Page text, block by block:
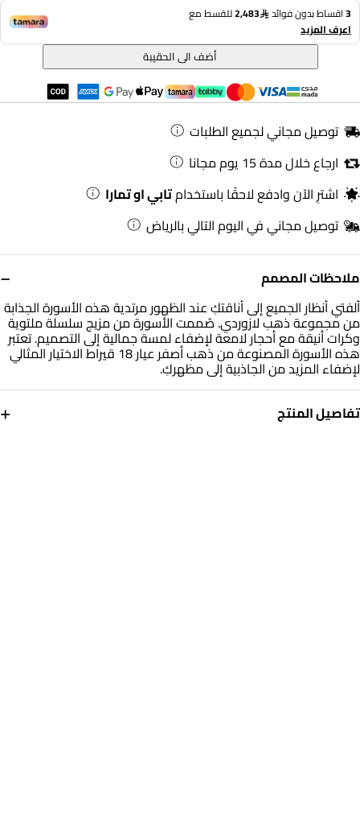
ملاحظات المصمم −
ألفتي أنظار الجميع إلى أناقتكِ عند الظهور مرتدية هذه الأسورة الجذابة
من مجموعة ذهب لازوردي. صُممت الأسورة من مزيج سلسلة ملتوية
وكرات أنيقة مع أحجار لامعة لإضفاء لمسة جمالية إلى التصميم. تعتبر
هذه الأسورة المصنوعة من ذهب أصفر عيار 18 قيراط الاختيار المثالي
لإضفاء المزيد من الجاذبية إلى مظهركِ.
تفاصيل المنتج
+
3اقساط بدون فوائد 2,483للقسط مع
اعرف المزيد
أضف الى الحقيبة
توصيل مجاني لجميع الطلبات
ارجاع خلال مدة 15 يوم مجانا
اشترِ الآن وادفع لاحقًا باستخدامتابي او تمارا
توصيل مجاني في اليوم التالي بالرياض